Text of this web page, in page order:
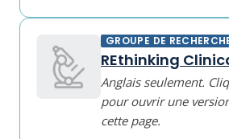
GROUPE DE
REthinking
Anglais seulement.
pour ouvrir une
cette page.